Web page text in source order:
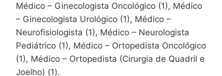
Médico – Ginecologista Oncológico (1), Médico
– Ginecologista Urológico (1), Médico –
Neurofisiologista (1), Médico – Neurologista
Pediátrico (1), Médico – Ortopedista Oncológico
(1), Médico – Ortopedista (Cirurgia de Quadril e
Joelho) (1).